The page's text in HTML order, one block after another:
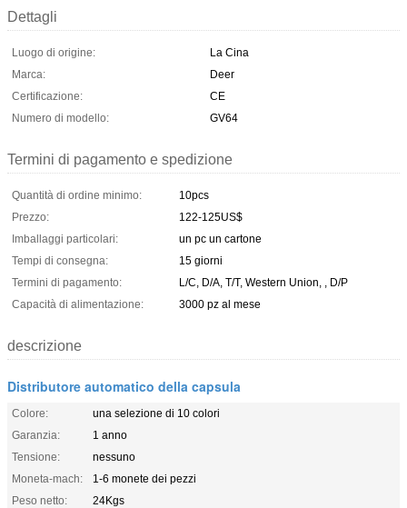
Dettagli
Luogo di origine:
La Cina
Marca:
Deer
Certificazione:
CE
Numero di modello:
GV64
Termini di pagamento e spedizione
Quantità di ordine minimo:
10pcs
Prezzo:
122-125US$
Imballaggi particolari:
un pc un cartone
Tempi di consegna:
15 giorni
Termini di pagamento:
L/C, D/A, T/T, Western Union, , D/P
Capacità di alimentazione:
3000 pz al mese
descrizione
Distributore automatico della capsula
Colore:
una selezione di 10 colori
Garanzia:
1 anno
Tensione:
nessuno
Moneta-mach:
1-6 monete dei pezzi
Peso netto:
24Kgs